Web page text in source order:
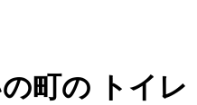
町の トイレ